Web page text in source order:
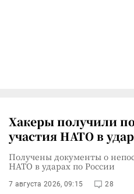
Хакеры получили
участия НАТО в
Получены документы о
НАТО в ударах по России
7 августа 2026, 09:15 28